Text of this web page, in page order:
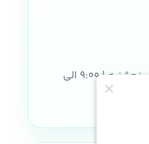
شنبه تا پنجشنبه | ۹:۰۰ الی